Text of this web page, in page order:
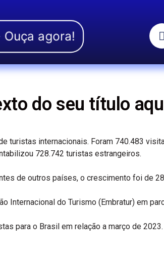
Ouça agora!
do seu título
turistas internacionais. Foram 740.483
728.742 turistas estrangeiros.
de outros países, o crescimento foi de
do Turismo (Embratur) em
para o Brasil em relação a março de